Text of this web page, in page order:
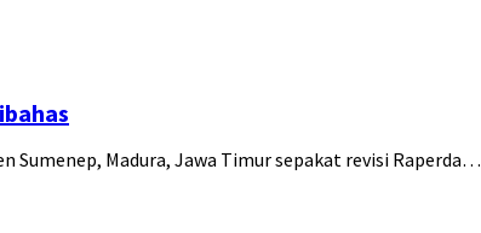
Sumenep, Madura, Jawa Timur sepakat revisi Raperda…